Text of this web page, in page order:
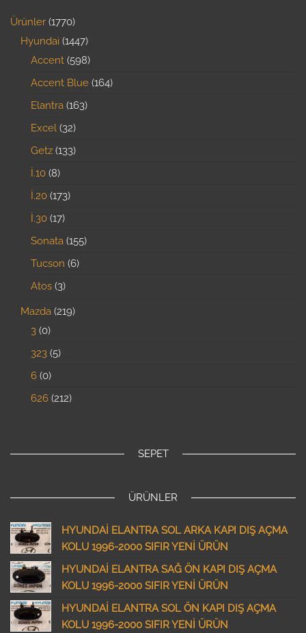
Ürünler 1770
Hyundai 1447
Accent 598
Accent Blue 164
Elantra 163
Excel 32
Getz 133
İ.10 8
İ.20 173
İ.30 17
Sonata 155
Tucson 6
Atos 3
Mazda 219
3 0
323 5
6 0
626 212
SEPET
ÜRÜNLER
HYUNDAİ ELANTRA SOL ARKA KAPI DIŞ AÇMA
KOLU 1996-2000 SIFIR YENİ ÜRÜN
HYUNDAİ ELANTRA SAĞ ÖN KAPI DIŞ AÇMA
KOLU 1996-2000 SIFIR YENİ ÜRÜN
HYUNDAİ ELANTRA SOL ÖN KAPI DIŞ AÇMA
KOLU 1996-2000 SIFIR YENİ ÜRÜN